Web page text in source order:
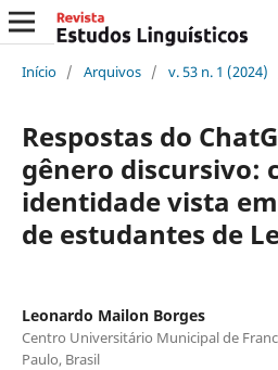
Início / Arquivos / v. 53 n. 1 (2024)
Respostas do
gênero discursivo:
identidade vista
de estudantes de
Leonardo Mailon Borges
Centro Universitário Municipal de
Paulo, Brasil